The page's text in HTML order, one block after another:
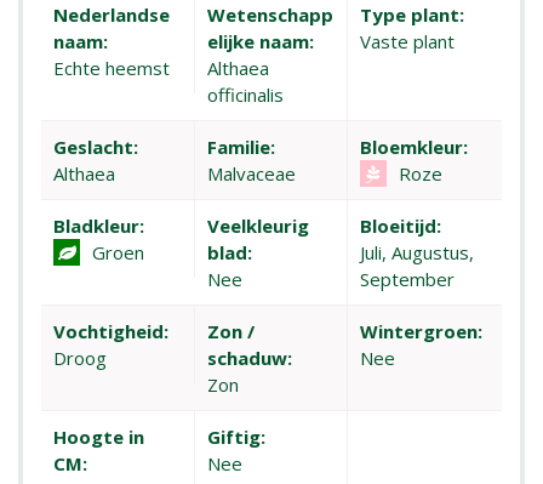
Nederlandse
naam:
Echte heemst
Wetenschapp
elijke naam:
Althaea
officinalis
Type plant:
Vaste plant
Geslacht:
Althaea
Familie:
Malvaceae
Bloemkleur:
Roze
Bladkleur:
Groen
Veelkleurig
blad:
Nee
Bloeitijd:
Juli, Augustus,
September
Vochtigheid:
Droog
Zon /
schaduw:
Zon
Wintergroen:
Nee
Hoogte in
CM:
Giftig:
Nee